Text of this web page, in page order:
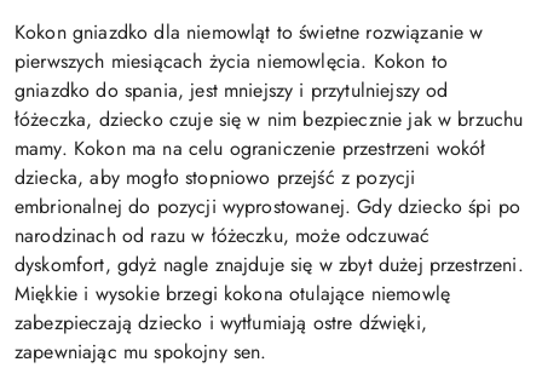
Kokon gniazdko dla niemowląt to świetne rozwiązanie w
pierwszych miesiącach życia niemowlęcia. Kokon to
gniazdko do spania, jest mniejszy i przytulniejszy od
łóżeczka, dziecko czuje się w nim bezpiecznie jak w brzuchu
mamy. Kokon ma na celu ograniczenie przestrzeni wokół
dziecka, aby mogło stopniowo przejść z pozycji
embrionalnej do pozycji wyprostowanej. Gdy dziecko śpi po
narodzinach od razu w łóżeczku, może odczuwać
dyskomfort, gdyż nagle znajduje się w zbyt dużej przestrzeni.
Miękkie i wysokie brzegi kokona otulające niemowlę
zabezpieczają dziecko i wytłumiają ostre dźwięki,
zapewniając mu spokojny sen.